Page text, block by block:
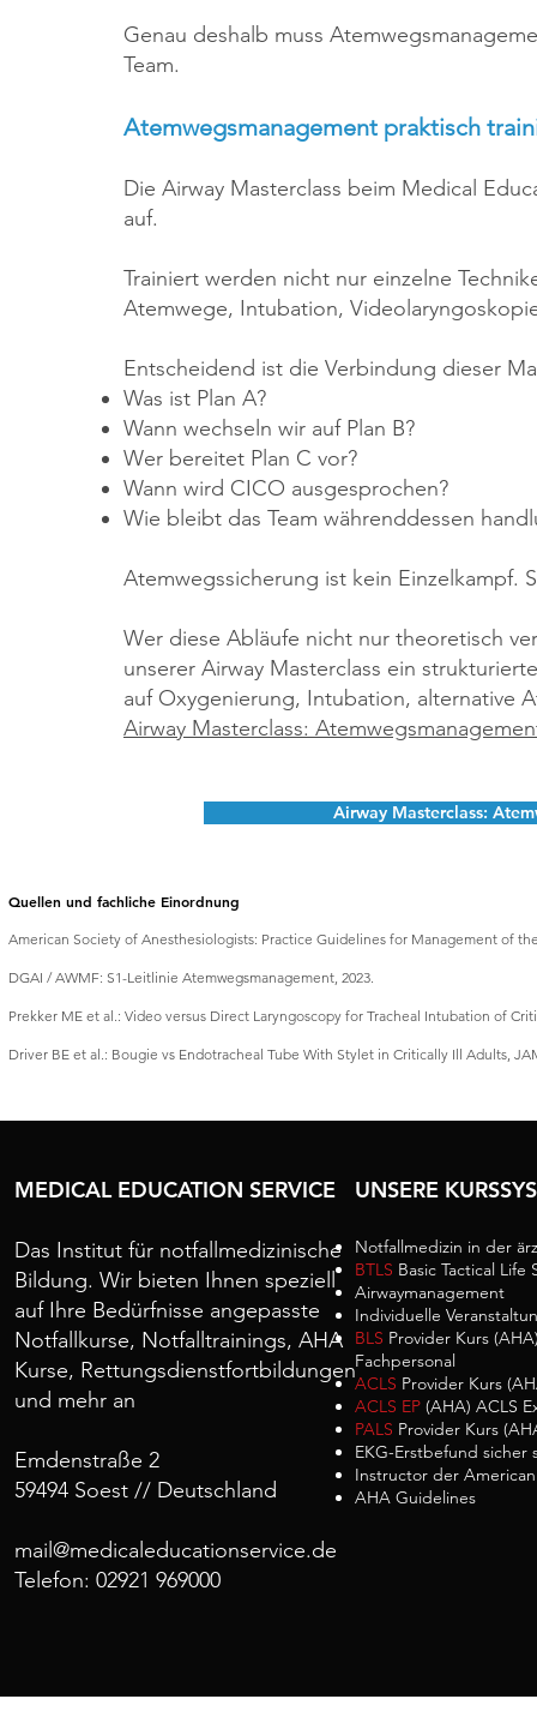
Genau deshalb muss
Team.
Atemwegsmanagement praktisch
Die Airway Masterclass beim Medical
auf.
Trainiert werden nicht nur einzelne
Atemwege, Intubation,
Entscheidend ist die Verbindung dieser
Was ist Plan A?
Wann wechseln wir auf Plan B?
Wer bereitet Plan C vor?
Wann wird CICO ausgesprochen?
Wie bleibt das Team währenddessen
Atemwegssicherung ist kein Einzelkampf.
Wer diese Abläufe nicht nur theoretisch
unserer Airway Masterclass ein
auf Oxygenierung, Intubation, alternative
Airway Masterclass:
Airway Masterclass:
Quellen und fachliche Einordnung
American Society of Anesthesiologists: Practice Guidelines for Management of
DGAI / AWMF: S1-Leitlinie Atemwegsmanagement, 2023.
Prekker ME et al.: Video versus Direct Laryngoscopy for Tracheal Intubation of
Driver BE et al.: Bougie vs Endotracheal Tube With Stylet in Critically Ill Adults,
MEDICAL EDUCATION SERVICE
Das Institut für notfallmedizinische
Bildung. Wir bieten Ihnen speziell
auf Ihre Bedürfnisse angepasste
Notfallkurse, Notfalltrainings, AHA
Kurse, Rettungsdienstfortbildungen
und mehr an
Emdenstraße 2
59494 Soest // Deutschland
mail@medicaleducationservice.de
Telefon: 02921 969000
UNSERE
Notfallmedizin in der
BTLS Basic Tactical Life
Airwaymanagement
Individuelle
BLS Provider Kurs
Fachpersonal
ACLS Provider Kurs
ACLS EP (AHA) ACLS
PALS Provider Kurs
EKG-Erstbefund sicher
Instructor der
AHA Guidelines